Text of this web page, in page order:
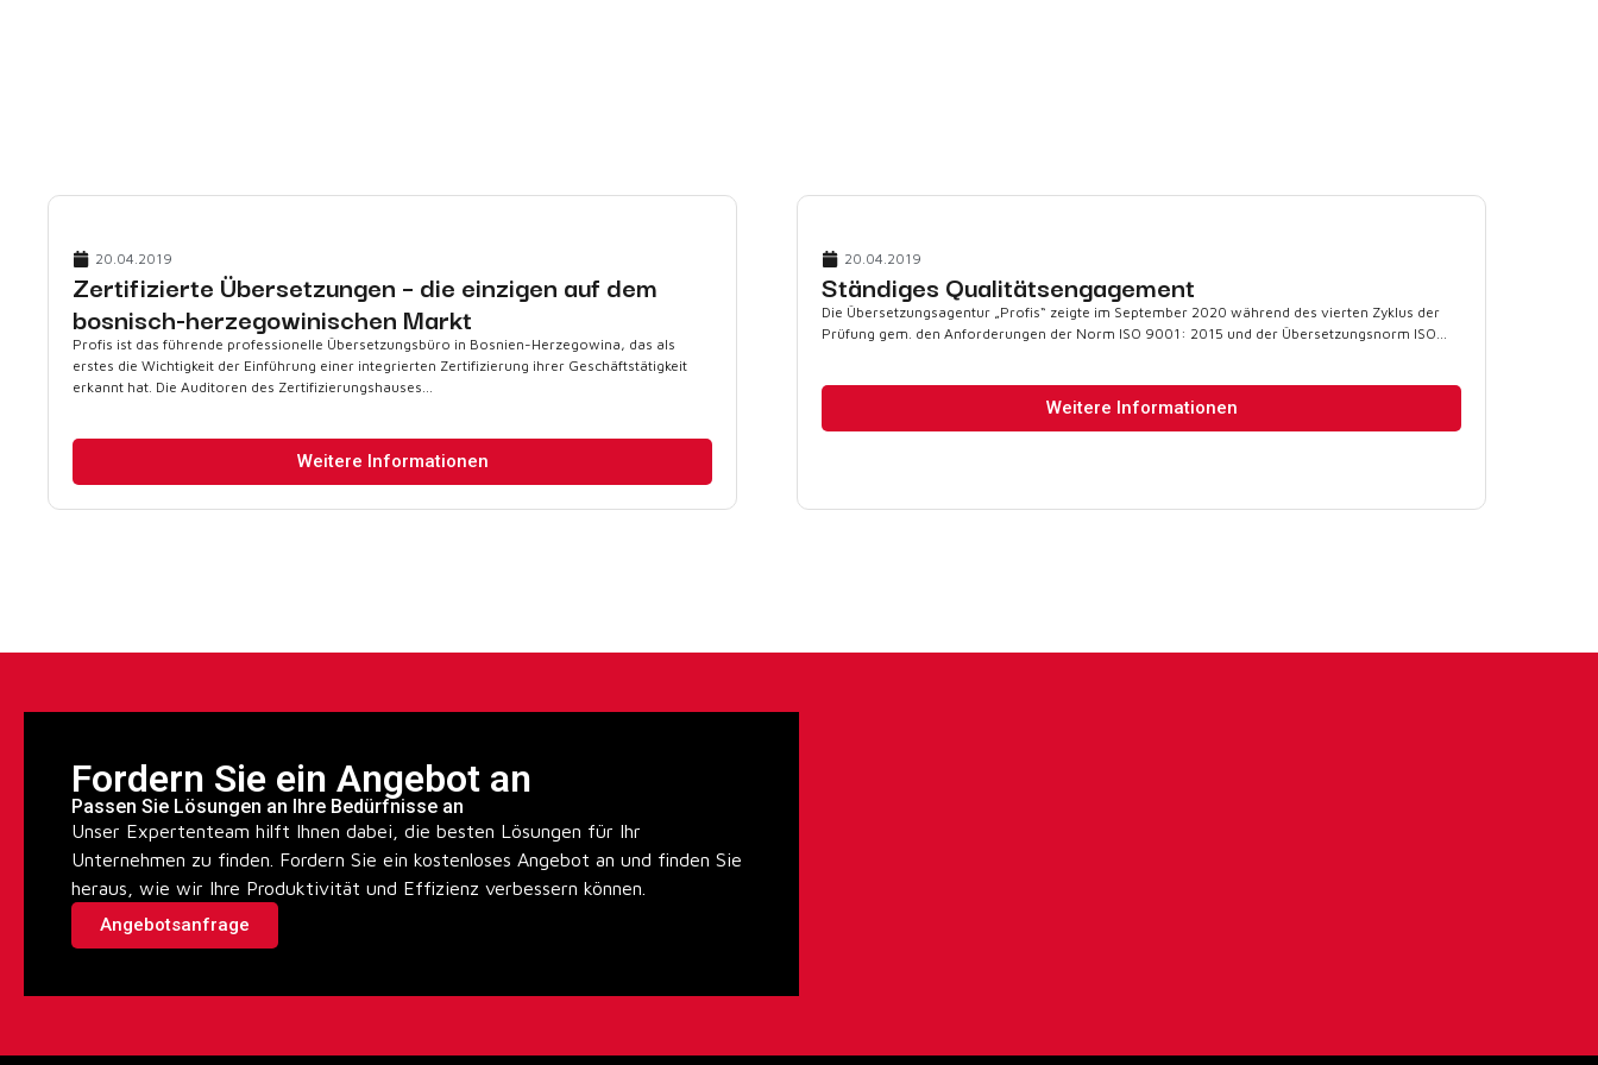
20.04.2019
Zertifizierte Übersetzungen – die einzigen auf dem
bosnisch-herzegowinischen Markt
Profis ist das führende professionelle Übersetzungsbüro in Bosnien-Herzegowina, das als
erstes die Wichtigkeit der Einführung einer integrierten Zertifizierung ihrer Geschäftstätigkeit
erkannt hat. Die Auditoren des Zertifizierungshauses...
Weitere Informationen
20.04.2019
Ständiges Qualitätsengagement
Die Übersetzungsagentur „Profis“ zeigte im September 2020 während des vierten Zyklus der
Prüfung gem. den Anforderungen der Norm ISO 9001: 2015 und der Übersetzungsnorm ISO...
Weitere Informationen
Fordern Sie ein Angebot an
Passen Sie Lösungen an Ihre Bedürfnisse an
Unser Expertenteam hilft Ihnen dabei, die besten Lösungen für Ihr
Unternehmen zu finden. Fordern Sie ein kostenloses Angebot an und finden Sie
heraus, wie wir Ihre Produktivität und Effizienz verbessern können.
Angebotsanfrage